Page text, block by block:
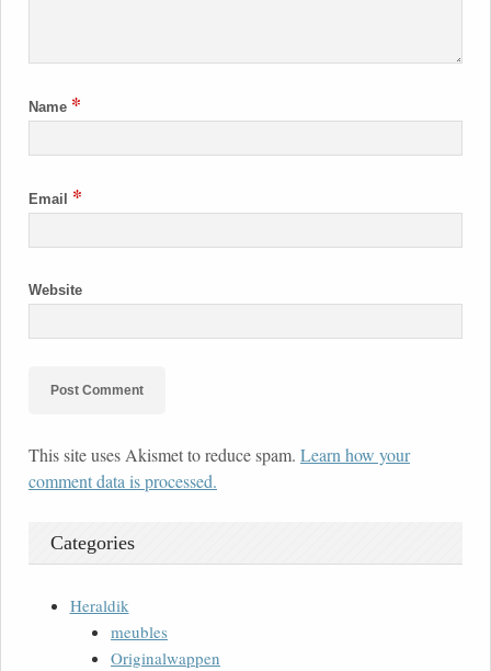
Name *
Email *
Website
This site uses Akismet to reduce spam. Learn how your
comment data is processed.
Categories
Heraldik
meubles
Originalwappen